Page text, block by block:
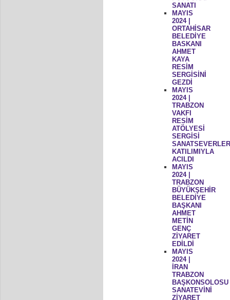
SANATI
MAYIS
2024 |
ORTAHİSAR
BELEDİYE
BASKANI
AHMET
KAYA
RESİM
SERGİSİNİ
GEZDİ
MAYIS
2024 |
TRABZON
VAKFI
RESİM
ATÖLYESİ
SERGİSİ
KATILIMIYLA
ACILDI
MAYIS
2024 |
TRABZON
BÜYÜKŞEHİR
BELEDİYE
BAŞKANI
AHMET
METİN
GENÇ
ZİYARET
EDİLDİ
MAYIS
2024 |
İRAN
TRABZON
BAŞKONSOLOSU
SANATEVİNİ
ZİYARET